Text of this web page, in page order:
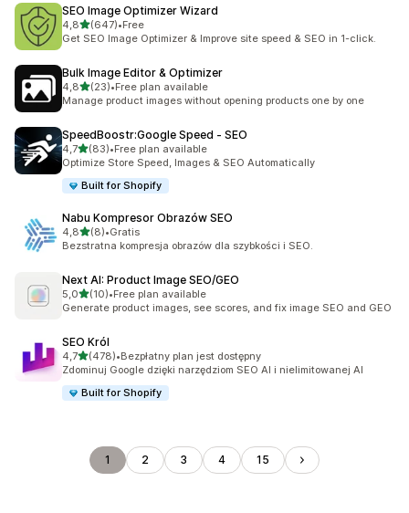
SEO Image Optimizer Wizard
4,8na 5 gwiazdek
(647)
Łączna liczba recenzji: 647
•Free
Get SEO Image Optimizer & Improve site speed & SEO in 1-click.
Bulk Image Editor & Optimizer
4,8na 5 gwiazdek
(23)
Łączna liczba recenzji: 23
•Free plan available
Manage product images without opening products one by one
SpeedBoostr:Google Speed ‑ SEO
4,7na 5 gwiazdek
(83)
Łączna liczba recenzji: 83
•Free plan available
Optimize Store Speed, Images & SEO Automatically
Built for Shopify
Nabu Kompresor Obrazów SEO
4,8na 5 gwiazdek
(8)
Łączna liczba recenzji: 8
•Gratis
Bezstratna kompresja obrazów dla szybkości i SEO.
Next AI: Product Image SEO/GEO
5,0na 5 gwiazdek
(10)
Łączna liczba recenzji: 10
•Free plan available
Generate product images, see scores, and fix image SEO and GEO
SEO Król
4,7na 5 gwiazdek
(478)
Łączna liczba recenzji: 478
•Bezpłatny plan jest dostępny
Zdominuj Google dzięki narzędziom SEO AI i nielimitowanej AI
Built for Shopify
1 2 3 4 15